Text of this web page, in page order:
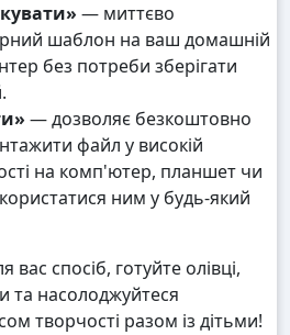
— миттєво
шаблон на ваш домашній
без потреби зберігати
— дозволяє безкоштовно
файл у високій
на комп'ютер, планшет чи
ним у будь-який
спосіб, готуйте олівці,
насолоджуйтеся
творчості разом із дітьми!